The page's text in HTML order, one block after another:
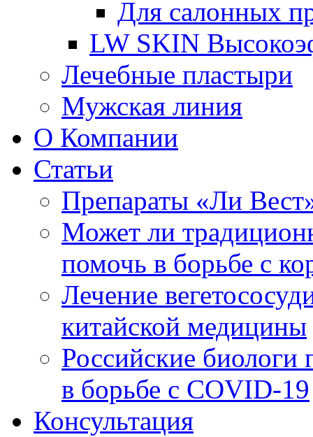
Для салонных
LW SKIN
Лечебные пластыри
Мужская линия
О Компании
Статьи
Препараты «Ли
Может ли
помочь в борьбе с
Лечение
китайской медицины
Российские биологи
в борьбе с COVID-19
Консультация